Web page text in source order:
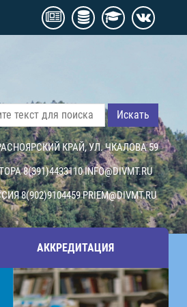
Искать
КРАЙ, УЛ. ЧКАЛОВА 59
8(391)4433110INFO@DIVMT.RU
8(902)9104459PRIEM@DIVMT.RU
АККРЕДИТАЦИЯ